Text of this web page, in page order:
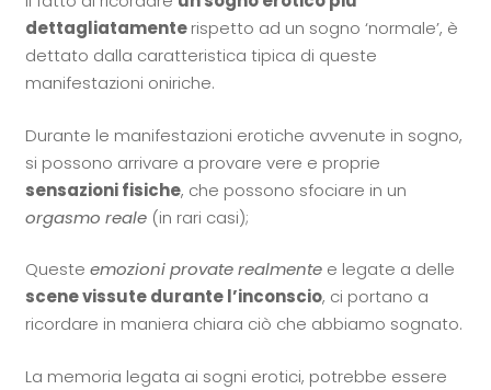
dettagliatamenterispetto ad un sogno ‘normale’, è
dettato dalla caratteristica tipica di queste
manifestazioni oniriche.
Durante le manifestazioni erotiche avvenute in sogno,
si possono arrivare a provare vere e proprie
sensazioni fisiche, che possono sfociare in un
orgasmo reale(in rari casi);
Queste emozioni provate realmentee legate a delle
scene vissute durante l’inconscio, ci portano a
ricordare in maniera chiara ciò che abbiamo sognato.
La memoria legata ai sogni erotici, potrebbe essere